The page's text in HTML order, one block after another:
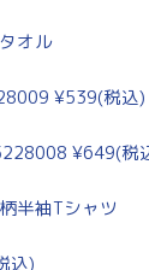
オル
¥539(税込)
¥649(税
半袖Tシャツ
込)